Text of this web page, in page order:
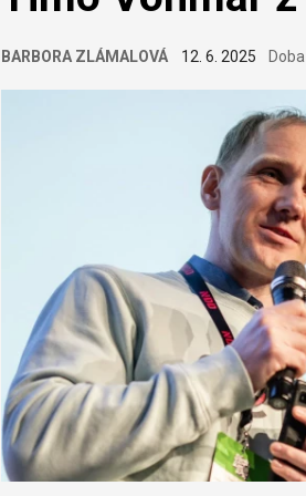
BARBORA ZLÁMALOVÁ 12. 6. 2025